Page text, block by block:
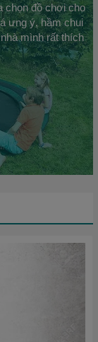
chọn đồ chơi cho
ưng ý, hầm chui
mình rất thích